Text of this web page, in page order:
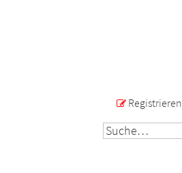
Registrieren